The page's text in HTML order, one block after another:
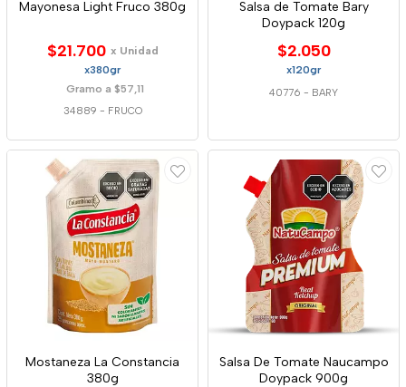
Mayonesa Light Fruco 380g
$21.700 x Unidad
x380gr
Gramo a $57,11
34889 - FRUCO
Salsa de Tomate Bary
Doypack 120g
$2.050
x120gr
40776 - BARY
Mostaneza La Constancia
380g
Salsa De Tomate Naucampo
Doypack 900g